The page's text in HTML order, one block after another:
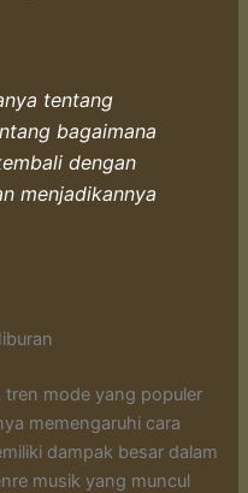
tentang
bagaimana
dengan
menjadikannya
mode yang populer
memengaruhi cara
dampak besar dalam
musik yang muncul